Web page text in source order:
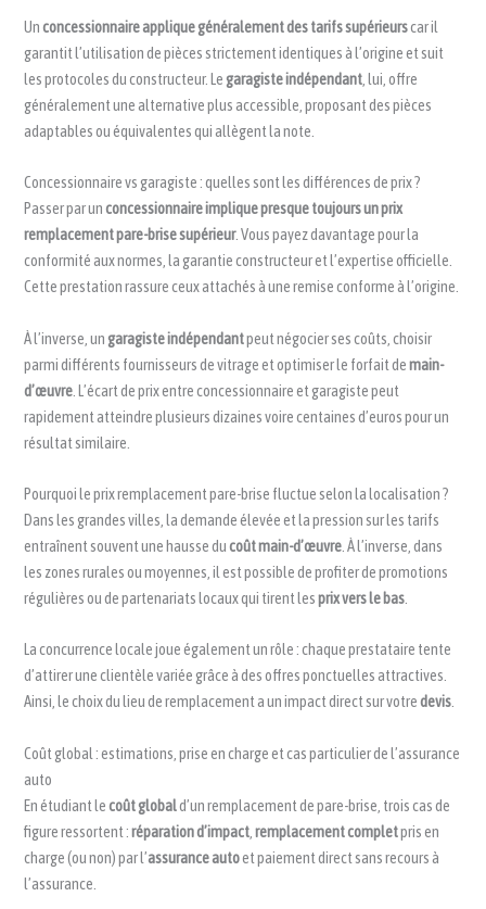
Unconcessionnaire applique généralement des tarifs supérieurscar il
garantit l’utilisation de pièces strictement identiques à l’origine et suit
les protocoles du constructeur. Legaragiste indépendant , lui, offre
généralement une alternative plus accessible, proposant des pièces
adaptables ou équivalentes qui allègent la note.
Concessionnaire vs garagiste : quelles sont les différences de prix ?
Passer par unconcessionnaire implique presque toujours un prix
remplacement pare-brise supérieur. Vous payez davantage pour la
conformité aux normes, la garantie constructeur et l’expertise officielle.
Cette prestation rassure ceux attachés à une remise conforme à l’origine.
À l’inverse, ungaragiste indépendantpeut négocier ses coûts, choisir
parmi différents fournisseurs de vitrage et optimiser le forfait demain-
d’œuvre . L’écart de prix entre concessionnaire et garagiste peut
rapidement atteindre plusieurs dizaines voire centaines d’euros pour un
résultat similaire.
Pourquoi le prix remplacement pare-brise fluctue selon la localisation ?
Dans les grandes villes, la demande élevée et la pression sur les tarifs
entraînent souvent une hausse ducoût main-d’œuvre . À l’inverse, dans
les zones rurales ou moyennes, il est possible de profiter de promotions
régulières ou de partenariats locaux qui tirent lesprix vers le bas
La concurrence locale joue également un rôle : chaque prestataire tente
d’attirer une clientèle variée grâce à des offres ponctuelles attractives.
Ainsi, le choix du lieu de remplacement a un impact direct sur votredevis.
Coût global : estimations, prise en charge et cas particulier de l’assurance
auto
En étudiant lecoût globald’un remplacement de pare-brise, trois cas de
figure ressortent :réparation d’impact ,remplacement completpris en
charge (ou non) par l’assurance autoet paiement direct sans recours à
l’assurance.